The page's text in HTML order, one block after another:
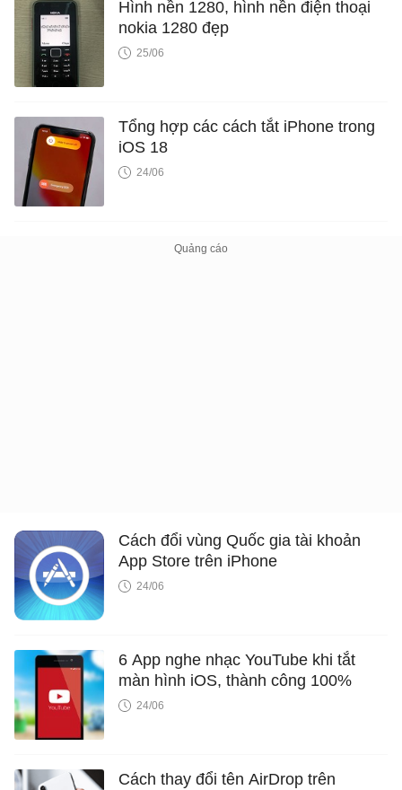
Hình nền 1280, hình nền điện thoại
nokia 1280 đẹp
25/06
Tổng hợp các cách tắt iPhone trong
iOS 18
24/06
Cách đổi vùng Quốc gia tài khoản
App Store trên iPhone
24/06
6 App nghe nhạc YouTube khi tắt
màn hình iOS, thành công 100%
24/06
Cách thay đổi tên AirDrop trên